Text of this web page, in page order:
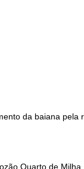
da baiana pela
Quarto de Milha